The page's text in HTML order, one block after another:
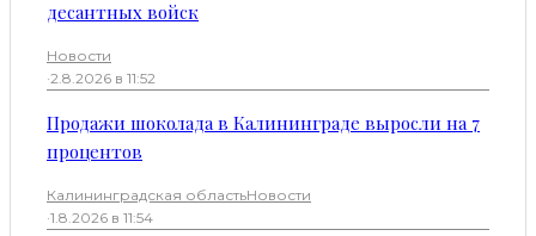
десантных войск
Новости
·2.8.2026 в 11:52
Продажи шоколада в Калининграде выросли на 7
процентов
Калининградская областьНовости
·1.8.2026 в 11:54